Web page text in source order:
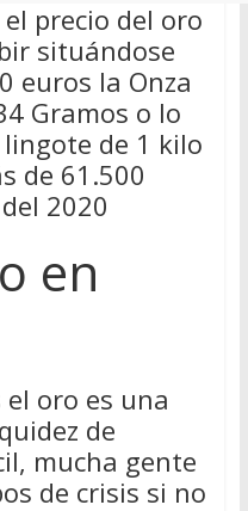
precio del oro
situándose
euros la Onza
Gramos o lo
de 1 kilo
de 61.500
2020
en
oro es una
de
mucha gente
de crisis si no